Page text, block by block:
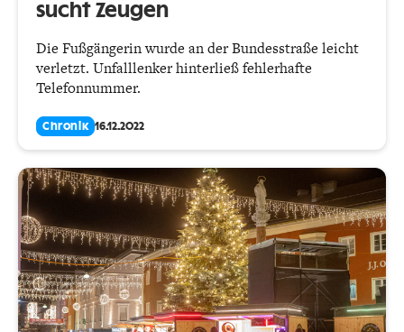
sucht Zeugen
Die Fußgängerin wurde an der Bundesstraße leicht
verletzt. Unfalllenker hinterließ fehlerhafte
Telefonnummer.
Chronik 16.12.2022